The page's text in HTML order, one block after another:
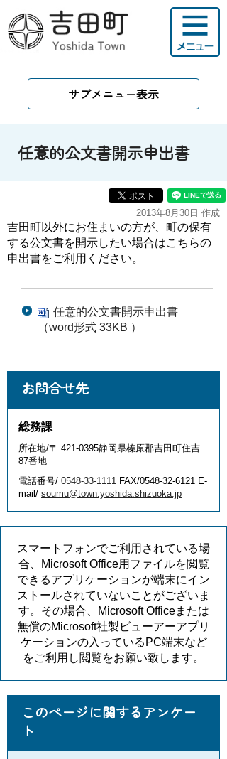
サブメニュー表示
任意的公文書開示申出書
2013年8月30日 作成
吉田町以外にお住まいの方が、町の保有
する公文書を開示したい場合はこちらの
申出書をご利用ください。
任意的公文書開示申出書
（word形式 33KB ）
お問合せ先
総務課
所在地/〒 421-0395静岡県榛原郡吉田町住吉
87番地
電話番号/ 0548-33-1111 FAX/0548-32-6121 E-
mail/ soumu@town.yoshida.shizuoka.jp
スマートフォンでご利用されている場
合、Microsoft Office用ファイルを閲覧
できるアプリケーションが端末にイン
ストールされていないことがございま
す。その場合、Microsoft Officeまたは
無償のMicrosoft社製ビューアーアプリ
ケーションの入っているPC端末など
をご利用し閲覧をお願い致します。
このページに関するアンケー
ト